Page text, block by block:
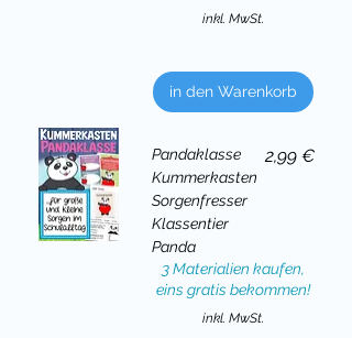
inkl. MwSt.
in den Warenkorb
Pandaklasse
Kummerkasten
Sorgenfresser
Klassentier
Panda
Preis
2,99 €
3 Materialien kaufen,
eins gratis bekommen!
inkl. MwSt.